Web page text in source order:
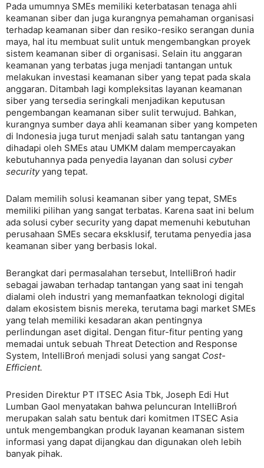
Pada umumnya SMEs memiliki keterbatasan tenaga ahli
keamanan siber dan juga kurangnya pemahaman organisasi
terhadap keamanan siber dan resiko-resiko serangan dunia
maya, hal itu membuat sulit untuk mengembangkan proyek
sistem keamanan siber di organisasi. Selain itu anggaran
keamanan yang terbatas juga menjadi tantangan untuk
melakukan investasi keamanan siber yang tepat pada skala
anggaran. Ditambah lagi kompleksitas layanan keamanan
siber yang tersedia seringkali menjadikan keputusan
pengembangan keamanan siber sulit terwujud. Bahkan,
kurangnya sumber daya ahli keamanan siber yang kompeten
di Indonesia juga turut menjadi salah satu tantangan yang
dihadapi oleh SMEs atau UMKM dalam mempercayakan
kebutuhannya pada penyedia layanan dan solusi cyber
securityyang tepat.
Dalam memilih solusi keamanan siber yang tepat, SMEs
memiliki pilihan yang sangat terbatas. Karena saat ini belum
ada solusi cyber security yang dapat memenuhi kebutuhan
perusahaan SMEs secara eksklusif, terutama penyedia jasa
keamanan siber yang berbasis lokal.
Berangkat dari permasalahan tersebut, IntelliBroń hadir
sebagai jawaban terhadap tantangan yang saat ini tengah
dialami oleh industri yang memanfaatkan teknologi digital
dalam ekosistem bisnis mereka, terutama bagi market SMEs
yang telah memiliki kesadaran akan pentingnya
perlindungan aset digital. Dengan fitur-fitur penting yang
memadai untuk sebuah Threat Detection and Response
System, IntelliBroń menjadi solusi yang sangat Cost-
Efficient.
Presiden Direktur PT ITSEC Asia Tbk, Joseph Edi Hut
Lumban Gaol menyatakan bahwa peluncuran IntelliBroń
merupakan salah satu bentuk dari komitmen ITSEC Asia
untuk mengembangkan produk layanan keamanan sistem
informasi yang dapat dijangkau dan digunakan oleh lebih
banyak pihak.